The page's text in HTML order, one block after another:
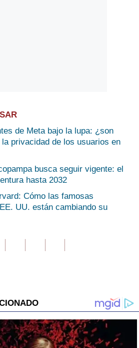
de Meta bajo la lupa: ¿son
la privacidad de los usuarios en
busca seguir vigente: el
hasta 2032
Cómo las famosas
UU. están cambiando su